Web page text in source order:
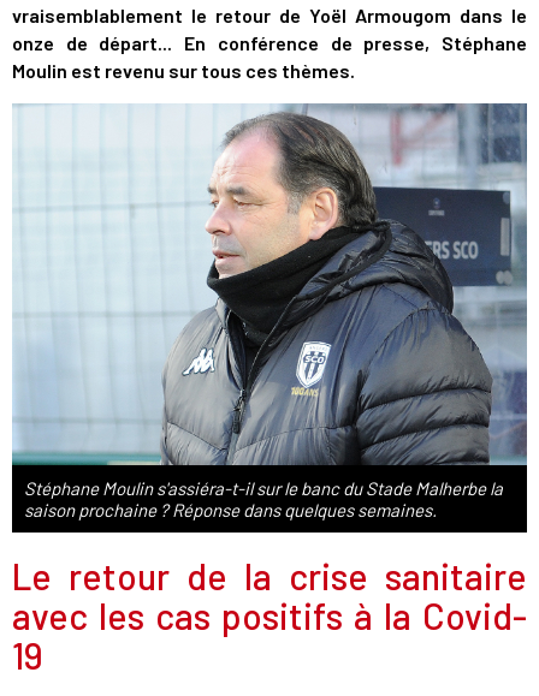
vraisemblablement le retour de Yoël Armougom dans le
onze de départ... En conférence de presse, Stéphane
Moulin est revenu sur tous ces thèmes.
Stéphane Moulin s'assiéra-t-il sur le banc du Stade Malherbe la
saison prochaine ? Réponse dans quelques semaines.
Le retour de la crise sanitaire
avec les cas positifs à la Covid-
19